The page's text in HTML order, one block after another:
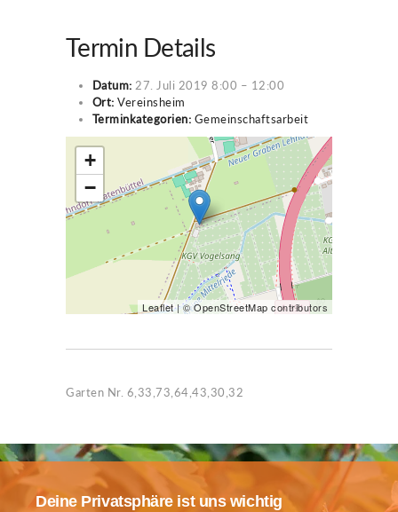
Termin Details
Datum: 27. Juli 2019 8:00 – 12:00
Ort: Vereinsheim
Terminkategorien: Gemeinschaftsarbeit
+
−
Leaflet| ©OpenStreetMap contributors
Garten Nr. 6,33,73,64,43,30,32
Deine Privatsphäre ist uns wichtig